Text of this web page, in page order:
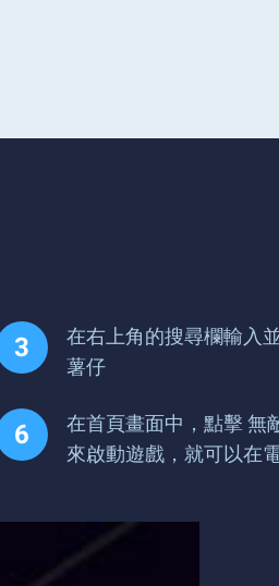
在右上角的搜尋欄輸入
薯仔
在首頁畫面中，點擊 無
來啟動遊戲，就可以在